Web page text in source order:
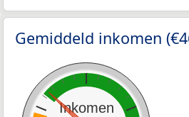
Gemiddeld inkomen
Inkomen